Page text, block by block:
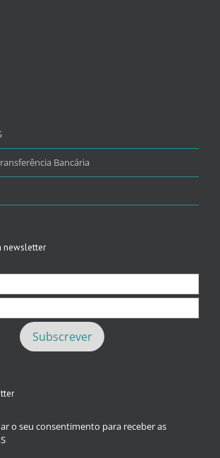
Bancária
newsletter
o seu consentimento para receber as